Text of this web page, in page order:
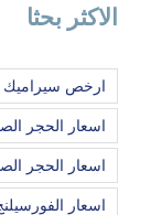
الاكثر بحثا
ارخص سيراميك
اسعار الحجر
اسعار الحجر
اسعار